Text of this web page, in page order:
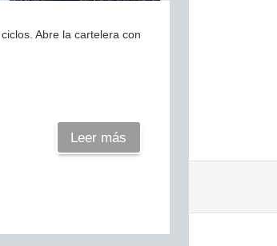
Abre la cartelera con
Leer más